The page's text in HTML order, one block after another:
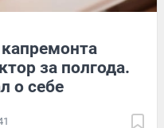
за полгода.
о себе